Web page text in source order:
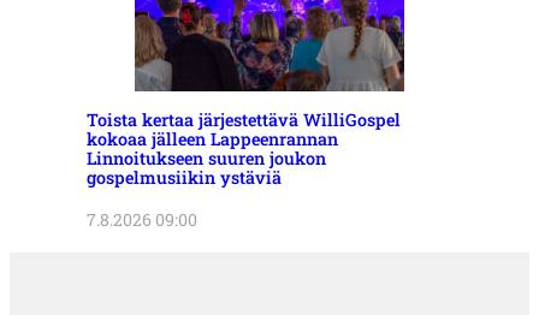
Toista kertaa järjestettävä WilliGospel
kokoaa jälleen Lappeenrannan
Linnoitukseen suuren joukon
gospelmusiikin ystäviä
7.8.2026 09:00